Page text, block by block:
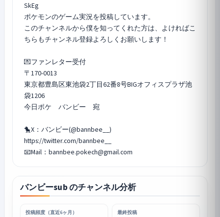
SkEg
ポケモンのゲーム実況を投稿しています。
このチャンネルから僕を知ってくれた方は、よければこ
ちらもチャンネル登録よろしくお願いします！
💌ファンレター受付
〒170-0013
東京都豊島区東池袋2丁目62番8号BIGオフィスプラザ池
袋1206
今日ポケ バンビー 宛
🐤X：バンビー(@bannbee__)
https://twitter.com/bannbee__
バンビーsub のチャンネル分析
投稿頻度（直近6ヶ月） 最終投稿